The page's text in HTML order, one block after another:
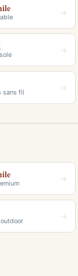
→
→
sans fil
→
→
→